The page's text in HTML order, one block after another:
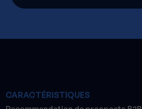
CARACTÉRISTIQUES